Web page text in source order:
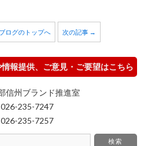
ログのトップへ 次の記事 →
報提供、ご意見・ご要望はこちら
信州ブランド推進室
235-7247
235-7257